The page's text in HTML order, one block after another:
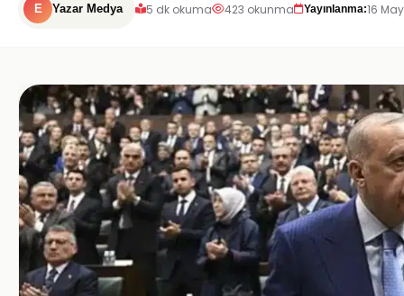
E Yazar Medya 5 dk okuma 423 okunma Yayınlanma:16